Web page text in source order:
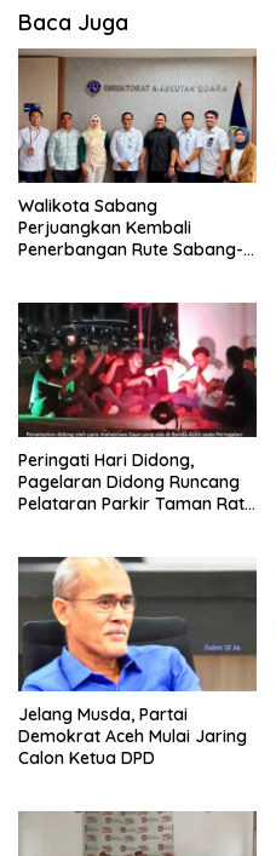
Baca Juga
Walikota Sabang
Perjuangkan Kembali
Penerbangan Rute Sabang-
Peringati Hari Didong,
Pagelaran Didong Runcang
Pelataran Parkir Taman Ratu
Jelang Musda, Partai
Demokrat Aceh Mulai Jaring
Calon Ketua DPD